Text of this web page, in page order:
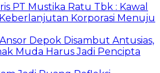
PT Mustika Ratu Tbk : Kawal
Korporasi Menuju
Depok Disambut Antusias,
Muda Harus Jadi Pencipta